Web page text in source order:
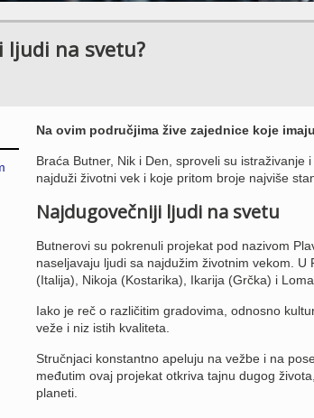
ljudi na svetu?
Na ovim područjima žive zajednice koje
Braća Butner, Nik i Den, sproveli su
najduži životni vek i koje pritom broje najviše
Najdugovečniji ljudi na svetu
Butnerovi su pokrenuli projekat pod nazivom
naseljavaju ljudi sa najdužim životnim vekom.
(Italija), Nikoja (Kostarika), Ikarija (Grčka) i
Iako je reč o različitim gradovima, odnosno
veže i niz istih kvaliteta.
Stručnjaci konstantno apeluju na vežbe i na
međutim ovaj projekat otkriva tajnu dugog
planeti.